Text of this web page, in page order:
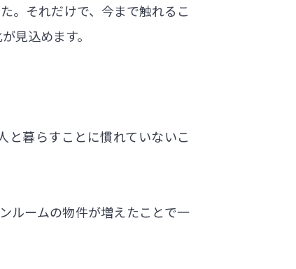
。それだけで、今まで触れるこ
見込めます。
と暮らすことに慣れていないこ
ルームの物件が増えたことで一